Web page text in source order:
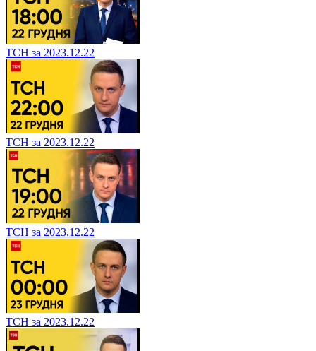
ТСН за 2023.12.22
ТСН за 2023.12.22
ТСН за 2023.12.22
ТСН за 2023.12.22